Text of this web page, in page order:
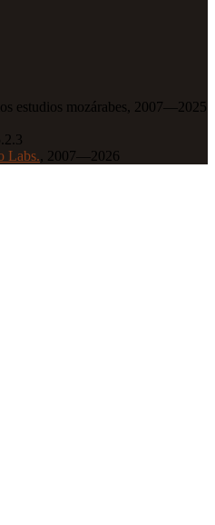
estudios mozárabes, 2007—2025
Labs., 2007—2026